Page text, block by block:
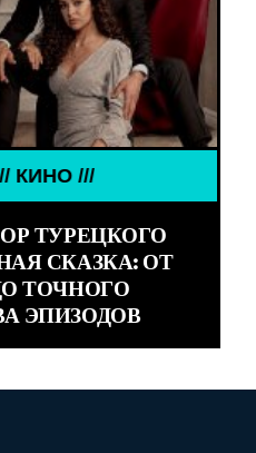
ТУРЕЦКОГО
СКАЗКА: ОТ
ТОЧНОГО
ЭПИЗОДОВ